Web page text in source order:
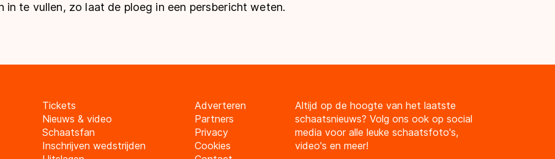
in te vullen, zo laat de ploeg in een persbericht weten.
Tickets
Nieuws & video
Schaatsfan
Inschrijven wedstrijden
Adverteren
Partners
Privacy
Cookies
Altijd op de hoogte van het laatste
schaatsnieuws? Volg ons ook op social
media voor alle leuke schaatsfoto's,
video's en meer!